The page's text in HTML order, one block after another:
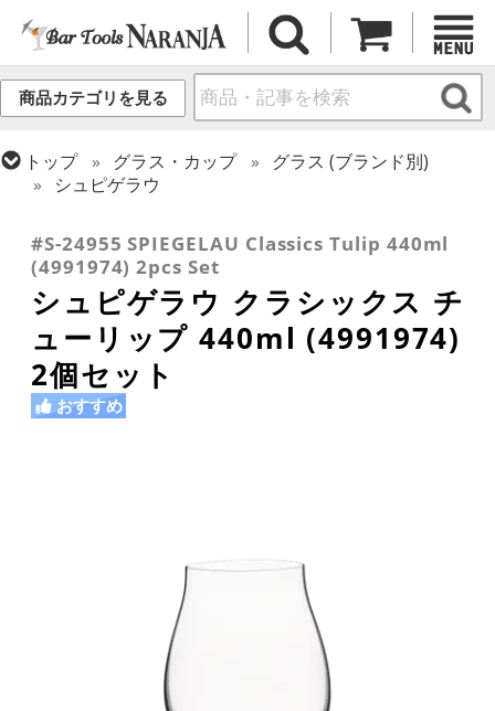
商品カテゴリを見る
トップ グラス・カップ
グラス (ブランド別)
シュピゲラウ
ビールグラス・ビアグラス
#S-24955 SPIEGELAU Classics Tulip 440ml
(4991974) 2pcs Set
シュピゲラウ クラシックス チ
ューリップ 440ml (4991974)
2個セット
おすすめ